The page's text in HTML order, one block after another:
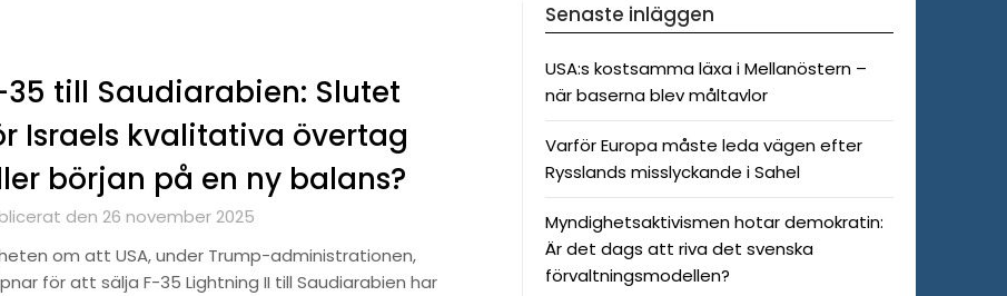
35 till Saudiarabien: Slutet
Israels kvalitativa övertag
början på en ny balans?
den 26 november 2025
om att USA, under Trump-administrationen,
för att sälja F-35 Lightning II till Saudiarabien har
Senaste inläggen
USA:s kostsamma läxa i Mellanöstern –
när baserna blev måltavlor
Varför Europa måste leda vägen efter
Rysslands misslyckande i Sahel
Myndighetsaktivismen hotar demokratin:
Är det dags att riva det svenska
förvaltningsmodellen?